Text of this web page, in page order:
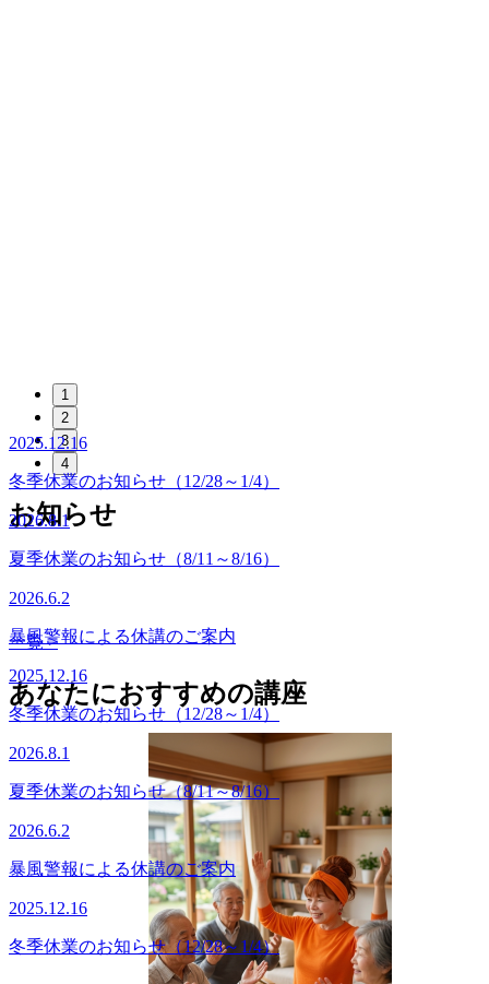
1
2
3
4
お知らせ
2025.12.16
冬季休業のお知らせ（12/28～1/4）
2026.8.1
夏季休業のお知らせ（8/11～8/16）
2026.8.1
夏季休業のお知らせ（8/11～8/16）
暴風警報による休講のご案内
冬季休業のお知らせ（12/28～1/4）
一覧 >
あなたにおすすめの講座